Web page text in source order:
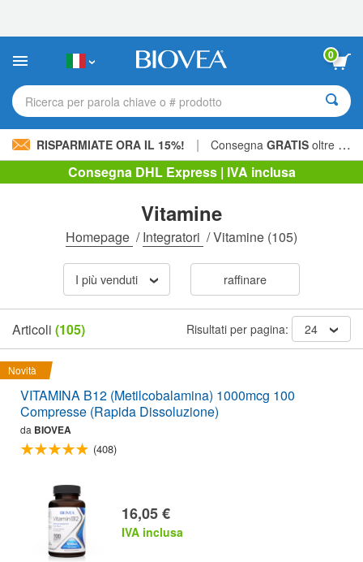
sito
include
sistema
0
Ricerca per parola chiave o # prodotto
RISPARMIATE ORA IL 15%! | Consegna GRATIS oltre 60,00 € »
Consegna DHL Express | IVA inclusa
Vitamine
Homepage /Integratori /Vitamine (105)
I più venduti raffinare
Articoli (105) Risultati per pagina: 24
Novità
VITAMINA B12 (Metilcobalamina) 1000mcg 100
Compresse (Rapida Dissoluzione)
da BIOVEA
(408)
16,05 €
IVA inclusa